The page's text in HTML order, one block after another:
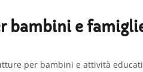
bambini e
per bambini e attività